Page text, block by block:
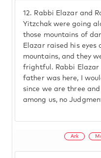
12. Rabbi Elazar and
Yitzchak were going
those mountains of
Elazar raised his eyes
mountains, and they
frightful. Rabbi Elazar
father was here, I
since we are three
among us, no
Ark